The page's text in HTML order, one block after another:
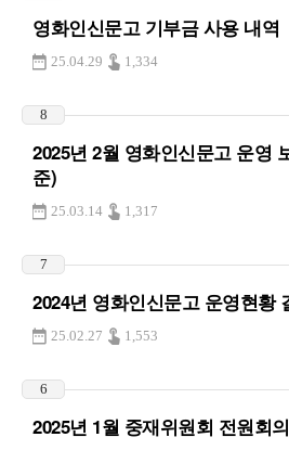
영화인신문고 기부금 사용 내역
25.04.29 1,334
8
2025년 2월 영화인신문고 운영
준)
25.03.14 1,317
7
2024년 영화인신문고 운영현황
25.02.27 1,553
6
2025년 1월 중재위원회 전원회